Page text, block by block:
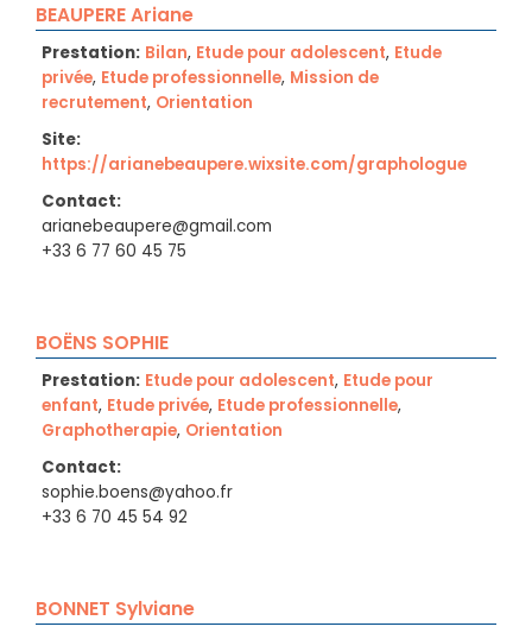
BEAUPERE Ariane
Prestation: Bilan, Etude pour adolescent, Etude
privée, Etude professionnelle, Mission de
recrutement, Orientation
Site:
https://arianebeaupere.wixsite.com/graphologue
Contact:
arianebeaupere@gmail.com
+33 6 77 60 45 75
BOËNS SOPHIE
Prestation: Etude pour adolescent, Etude pour
enfant, Etude privée, Etude professionnelle,
Graphotherapie, Orientation
Contact:
sophie.boens@yahoo.fr
+33 6 70 45 54 92
BONNET Sylviane